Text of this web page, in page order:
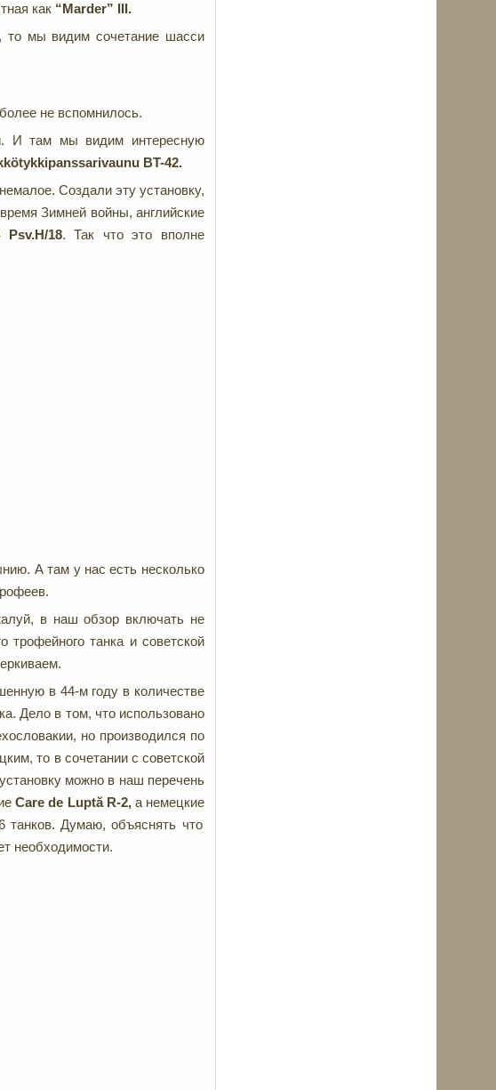
как “ Marder” III.
то мы видим сочетание шасси
не вспомнилось.
И там мы видим интересную
BT-42.
Создали эту установку,
Зимней войны, английские
Psv.H/18. Так что это вполне
А там у нас есть несколько
в наш обзор включать не
трофейного танка и советской
в 44-м году в количестве
Дело в том, что использовано
но производился по
то в сочетании с советской
можно в наш перечень
Care de Luptă R-2, а немецкие
Думаю, объяснять что
необходимости.